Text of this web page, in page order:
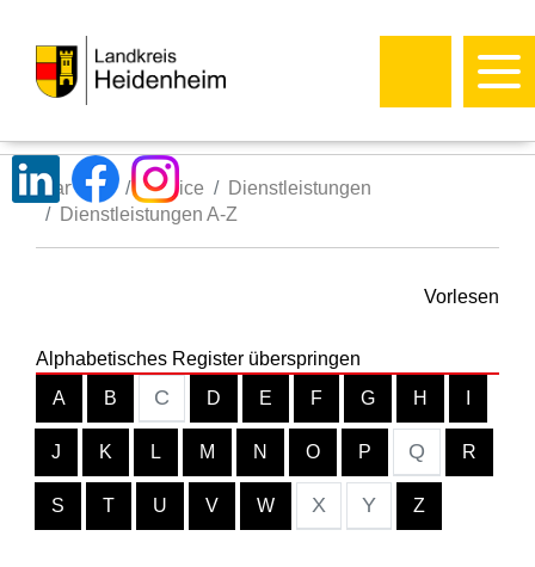
Startseite Service
Dienstleistungen
Dienstleistungen A-Z
Vorlesen
Alphabetisches Register überspringen
A
B C D E F G H
J K L M N O P Q R
S T U V W X Y Z